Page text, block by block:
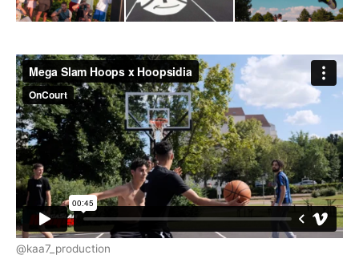
@kaa7_production